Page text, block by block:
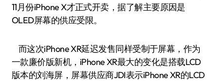
11月份iPhone X才正式开卖，据了解主要原因是
OLED屏幕的供应受限。
而这次iPhone XR延迟发售同样受制于屏幕，作为
一款廉价版新机，iPhone XR最大的变化是搭载LCD
版本的刘海屏，屏幕供应商JDI表示iPhone XR的LCD